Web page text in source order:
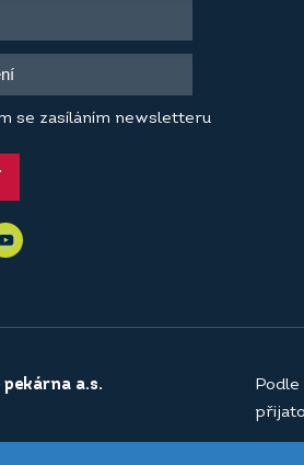
se zasíláním newsletteru
pekárna a.s.